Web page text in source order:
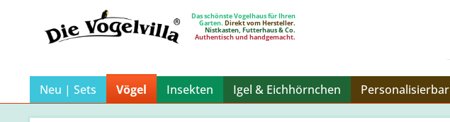
Das schönste Vogelhaus für Ihren
Garten. Direkt vom Hersteller.
Nistkasten, Futterhaus & Co.
Authentisch und handgemacht.
Neu | Sets Vögel Insekten Igel & Eichhörnchen Personalisierbar